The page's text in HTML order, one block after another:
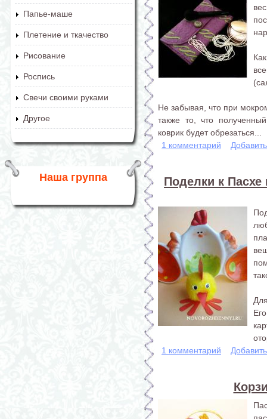
Папье-маше
Плетение и ткачество
Рисование
Роспись
Свечи своими руками
Другое
Наша группа
Не забывая, что при
также то, что
коврик будет обрезаться...
1 комментарий
Поделки к Пасхе
1 комментарий